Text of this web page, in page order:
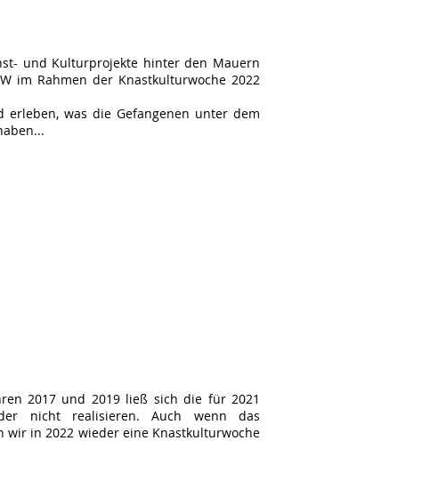
und Kulturprojekte hinter den Mauern
im Rahmen der Knastkulturwoche 2022
was die Gefangenen unter dem
2017 und 2019 ließ sich die für 2021
nicht realisieren. Auch wenn das
wir in 2022 wieder eine Knastkulturwoche